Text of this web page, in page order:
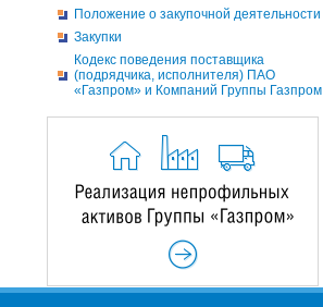
Положение о закупочной деятельности
Закупки
Кодекс поведения поставщика
(подрядчика, исполнителя) ПАО
«Газпром» и Компаний Группы Газпром